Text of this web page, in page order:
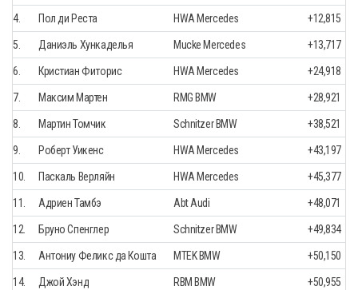
4. Пол ди Реста HWA Mercedes +12,815
5. Даниэль Хункаделья Mucke Mercedes +13,717
6. Кристиан Фиторис HWA Mercedes +24,918
7. Максим Мартен RMG BMW +28,921
8. Мартин Томчик Schnitzer BMW +38,521
9. Роберт Уикенс HWA Mercedes +43,197
10. Паскаль Верляйн HWA Mercedes +45,377
11. Адриен Тамбэ Abt Audi +48,071
12. Бруно Спенглер Schnitzer BMW +49,834
13. Антониу Феликс да Кошта MTEK BMW +50,150
14. Джой Хэнд RBM BMW +50,955